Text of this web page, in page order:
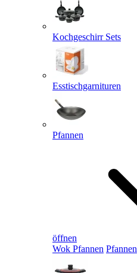
Kochgeschirr Sets
Esstischgarnituren
Pfannen
öffnen
Wok Pfannen Pfannen